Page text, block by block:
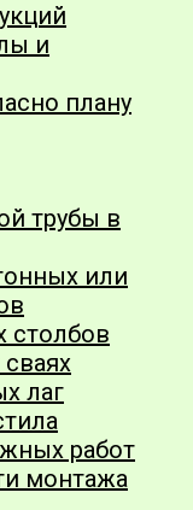
и
плану
трубы в
или
столбов
лаг
работ
монтажа